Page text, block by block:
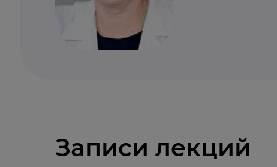
Записи лекций